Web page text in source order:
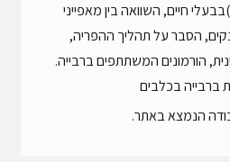
חיים, השוואה בין מאפייני
הסבר על תהליך ההפריה,
הורמונים המשתתפים ברבייה.
בכלבים
הנמצא באתר.